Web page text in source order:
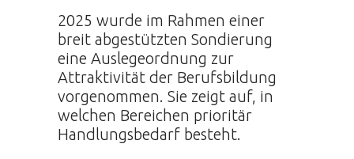
2025 wurde im Rahmen einer
breit abgestützten Sondierung
eine Auslegeordnung zur
Attraktivität der Berufsbildung
vorgenommen. Sie zeigt auf, in
welchen Bereichen prioritär
Handlungsbedarf besteht.